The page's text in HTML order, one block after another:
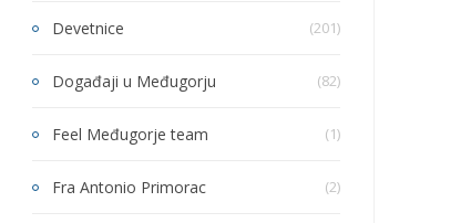
Devetnice (201)
Događaji u Međugorju (82)
Feel Međugorje team (1)
Fra Antonio Primorac (2)